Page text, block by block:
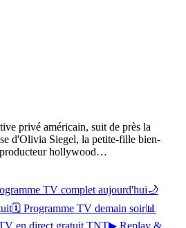
privé américain, suit de près la
d'Olivia Siegel, la petite-fille bien-
hollywood…
TV complet aujourd'hui🌙
🗓 Programme TV demain soir📊
en direct gratuit TNT▶ Replay &